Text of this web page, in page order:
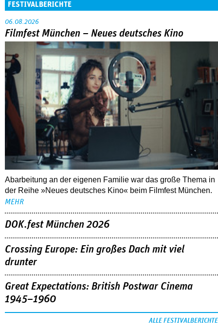
FESTIVALBERICHTE
06.08.2026
Filmfest München – Neues deutsches Kino
Abarbeitung an der eigenen Familie war das große Thema in
der Reihe »Neues deutsches Kino« beim Filmfest München.
MEHR
DOK.fest München 2026
Crossing Europe: Ein großes Dach mit viel
drunter
Great Expectations: British Postwar Cinema
1945–1960
ALLE FESTIVALBERICHTE